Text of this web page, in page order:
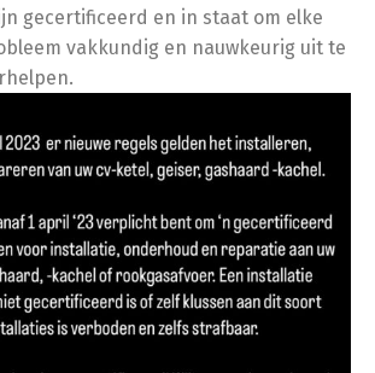
gecertificeerd en in staat om elke
vakkundig en nauwkeurig uit te